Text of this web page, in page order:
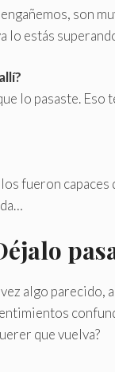
son
lo estás
lo pasaste. Eso
fueron
algo parecido,
que vuelva?